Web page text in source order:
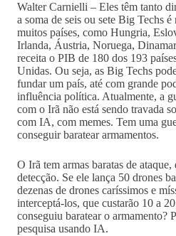
Walter Carnielli – Eles têm tanto
a soma de seis ou sete Big Techs
muitos países, como Hungria,
Irlanda, Áustria, Noruega,
receita o PIB de 180 dos 193
Unidas. Ou seja, as Big Techs
fundar um país, até com grande
influência política. Atualmente, a
com o Irã não está sendo travada
com IA, com memes. Tem uma
conseguir baratear armamentos.
O Irã tem armas baratas de
detecção. Se ele lança 50 drones
dezenas de drones caríssimos e
interceptá-los, que custarão 10 a
conseguiu baratear o armamento?
pesquisa usando IA.